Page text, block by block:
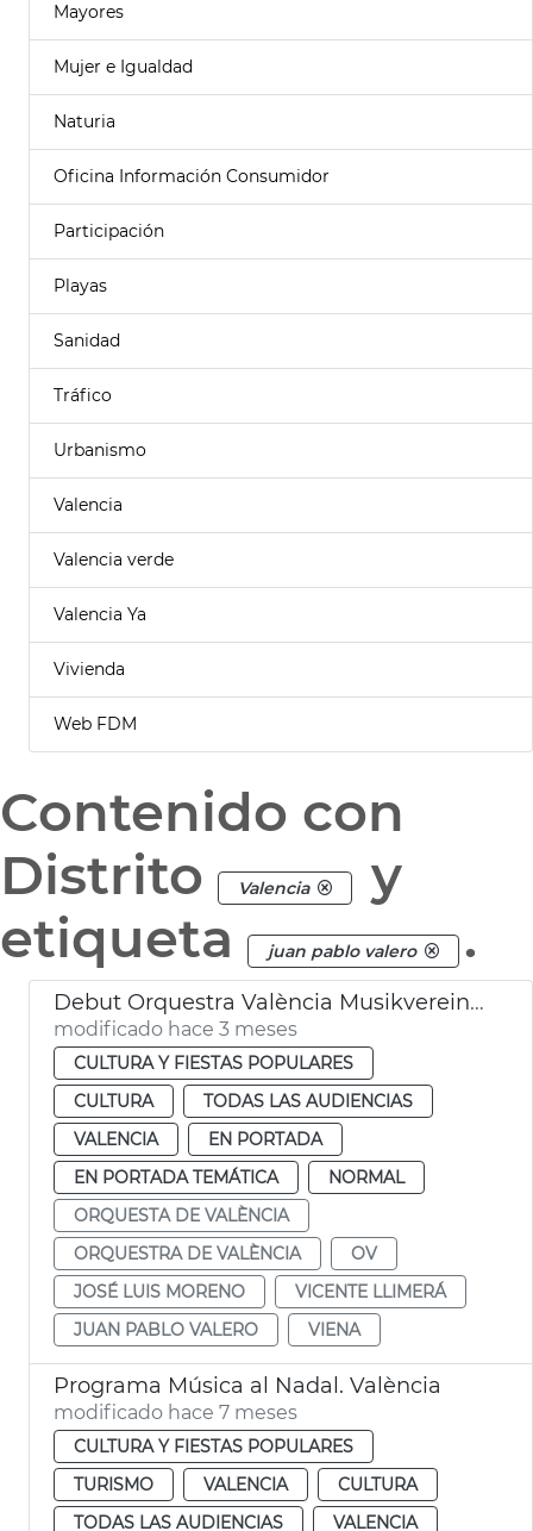
Mayores
Mujer e Igualdad
Naturia
Oficina Información Consumidor
Participación
Playas
Sanidad
Tráfico
Urbanismo
Valencia
Valencia verde
Valencia Ya
Vivienda
Web FDM
Contenido con
Distrito
Valencia
y
etiqueta
juan pablo valero .
Debut Orquestra València Musikverein Viena
modificado hace 3 meses
CULTURA Y FIESTAS POPULARES
CULTURA
TODAS LAS AUDIENCIAS
VALENCIA
EN PORTADA
EN PORTADA TEMÁTICA
NORMAL
ORQUESTA DE VALÈNCIA
ORQUESTRA DE VALÈNCIA
OV
JOSÉ LUIS MORENO
VICENTE LLIMERÁ
JUAN PABLO VALERO
VIENA
Programa Música al Nadal. València
modificado hace 7 meses
CULTURA Y FIESTAS POPULARES
TURISMO
VALENCIA
CULTURA
TODAS LAS AUDIENCIAS
VALENCIA